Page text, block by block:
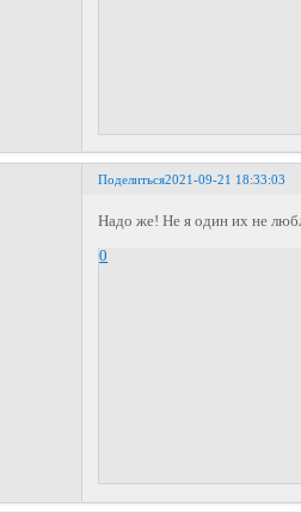
Поделиться2021-09-21 18:33:03
Надо же! Не я один их не
0